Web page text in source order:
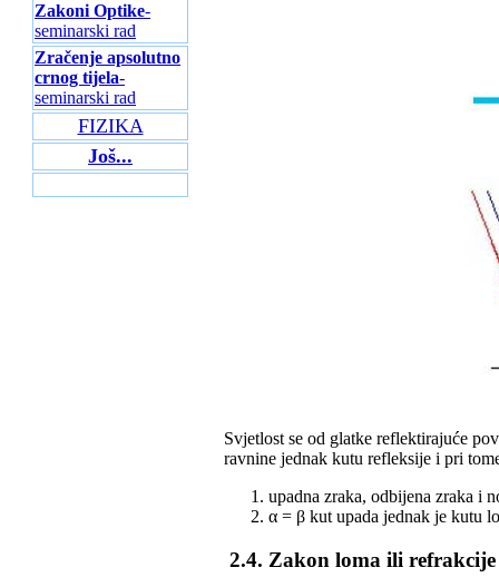
Zakoni Optike-
seminarski rad
Zračenje apsolutno
crnog tijela-
seminarski rad
FIZIKA
Još...
Svjetlost se od glatke reflektirajuće
ravnine jednak kutu refleksije i pri
upadna zraka, odbijena zraka i
α = β kut upada jednak je kutu
2.4. Zakon loma ili refrakcije